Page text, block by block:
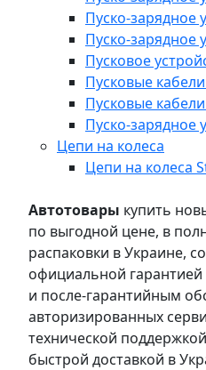
Пуско-зарядное
Пуско-зарядное
Пусковое
Пусковые
Пусковые
Пуско-зарядное
Цепи на колеса
Цепи на колеса
Автотовары купить
по выгодной цене, в
распаковки в Украине,
официальной
и после-гарантийным
авторизированных
технической
быстрой доставкой в